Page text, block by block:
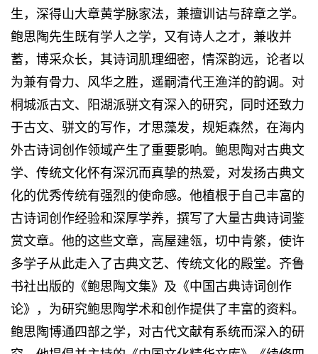
生，深得山大章黄学脉家法，兼擅训诂与辞章之学。
鲍思陶先生既有学人之学，又有诗人之才，兼收并
蓄，博采众长，其诗词肌理细密，情深韵远，论者以
为兼有骨力、风华之胜，遥嗣清代王渔洋的韵调。对
桐城派古文、阳湖派骈文有深入的研究，同时还致力
于古文、骈文的写作，才思藻发，规矩森然，在海内
外古诗词创作领域产生了重要影响。鲍思陶对古典文
学、传统文化怀有深沉而真挚的热爱，对发扬古典文
化的优秀传统有强烈的使命感。他植根于自己丰富的
古诗词创作经验和深厚学养，撰写了大量古典诗词鉴
赏文章。他的这些文章，高屋建瓴，切中肯綮，使许
多学子从此走入了古典文艺、传统文化的殿堂。齐鲁
书社出版的《鲍思陶文集》及《中国古典诗词创作
论》，为研究鲍思陶学术和创作提供了丰富的资料。
鲍思陶博通四部之学，对古代文献有系统而深入的研